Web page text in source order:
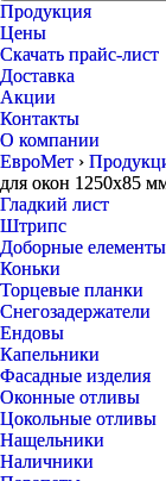
Продукция
Цены
Скачать прайс-лист
Доставка
Акции
Контакты
О компании
ЕвроМет ›
для окон 1250х85
Гладкий лист
Штрипс
Доборные
Коньки
Торцевые планки
Снегозадержатели
Ендовы
Капельники
Фасадные изделия
Оконные отливы
Цокольные отливы
Нащельники
Наличники